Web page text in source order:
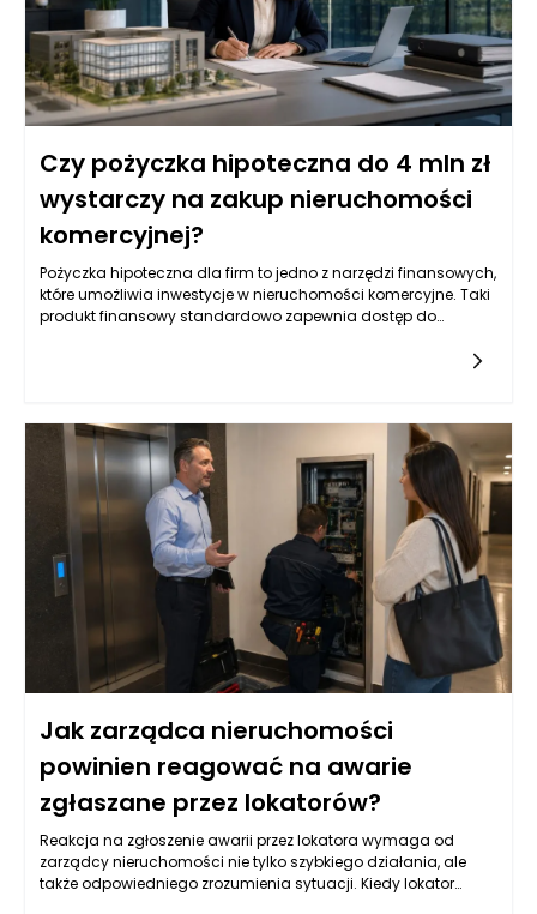
Czy pożyczka hipoteczna do 4 mln zł
wystarczy na zakup nieruchomości
komercyjnej?
Pożyczka hipoteczna dla firm to jedno z narzędzi finansowych,
które umożliwia inwestycje w nieruchomości komercyjne. Taki
produkt finansowy standardowo zapewnia dostęp do
komercyjnych. Na rynku istnieje wiele różnych ofert, które mogą
różnić się pod względem oprocentowania, okresu spłaty oraz
wymaganych zabezpieczeń. Kluczowym aspektem dla firm
jest również analiza warunków umowy oraz kosztów
dodatkowych związanych z pozyskiwaniem takiego
finansowania. Przed podjęciem decyzji o wyborze
odpowiedniej pożyczki hipotecznej, warto przeanalizować
wszystkie dostępne opcje i zrozumieć, jakie obowiązki i
zobowiązania będą się wiązać z zaciągnięciem takiego
Jak zarządca nieruchomości
powinien reagować na awarie
zgłaszane przez lokatorów?
Reakcja na zgłoszenie awarii przez lokatora wymaga od
zarządcy nieruchomości nie tylko szybkiego działania, ale
także odpowiedniego zrozumienia sytuacji. Kiedy lokator